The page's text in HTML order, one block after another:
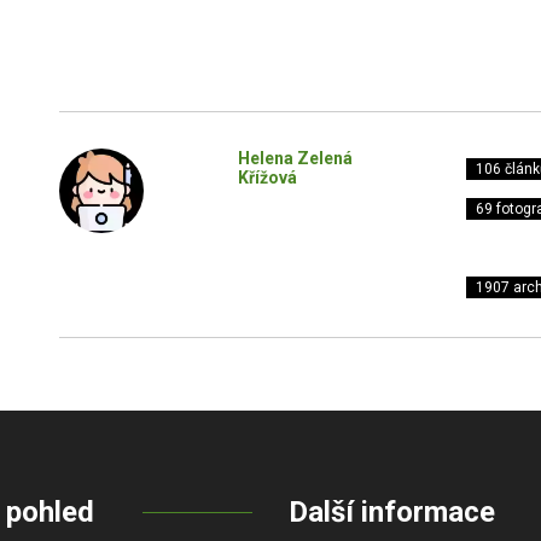
Helena Zelená
Křížová
106
69
1907
Další informace